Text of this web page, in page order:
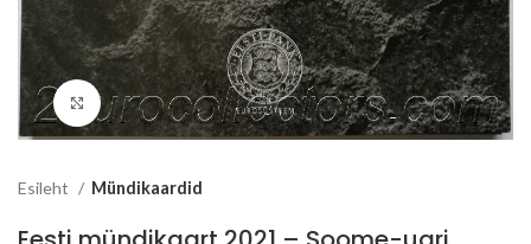
Suurenda
Esileht Mündikaardid